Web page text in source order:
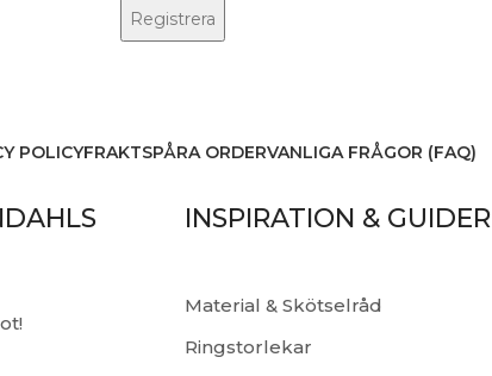
POLICYFRAKTSPÅRA ORDERVANLIGA FRÅGOR (FAQ)
INSPIRATION & GUIDER
Material & Skötselråd
Ringstorlekar